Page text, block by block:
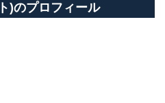
)のプロフィール